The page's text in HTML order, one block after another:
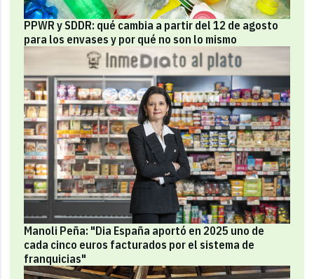
PPWR y SDDR: qué cambia a partir del 12 de agosto
para los envases y por qué no son lo mismo
Manoli Peña: "Dia España aportó en 2025 uno de
cada cinco euros facturados por el sistema de
franquicias"